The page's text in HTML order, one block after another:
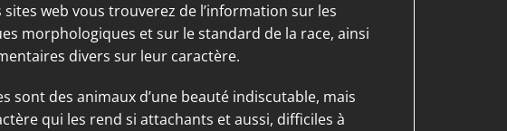
web vous trouverez de l’information sur les
morphologiques et sur le standard de la race, ainsi
divers sur leur caractère.
sont des animaux d’une beauté indiscutable, mais
qui les rend si attachants et aussi, difficiles à